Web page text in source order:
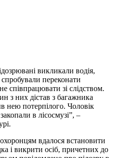
викликали водія,
спробували переконати
співпрацювати зі слідством.
з них дістав з багажника
нею потерпілого. Чоловік
в лісосмузі”, –
вдалося встановити
і викрити осіб, причетних до